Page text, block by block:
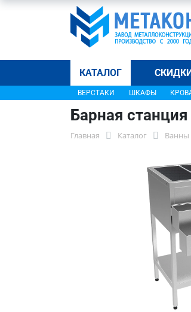
КАТАЛОГ
ВЕРСТАКИ ШКАФЫ
Барная
Главная Каталог Ванны